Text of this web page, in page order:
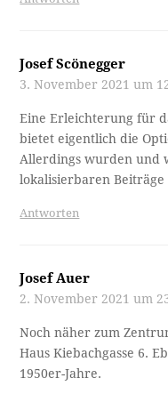
Josef Scönegger
3. November 2021 um
Eine Erleichterung für
bietet eigentlich die
Allerdings wurden und
lokalisierbaren Beiträge
Antworten
Josef Auer
2. November 2021 um
Noch näher zum
Haus Kiebachgasse 6.
1950er-Jahre.